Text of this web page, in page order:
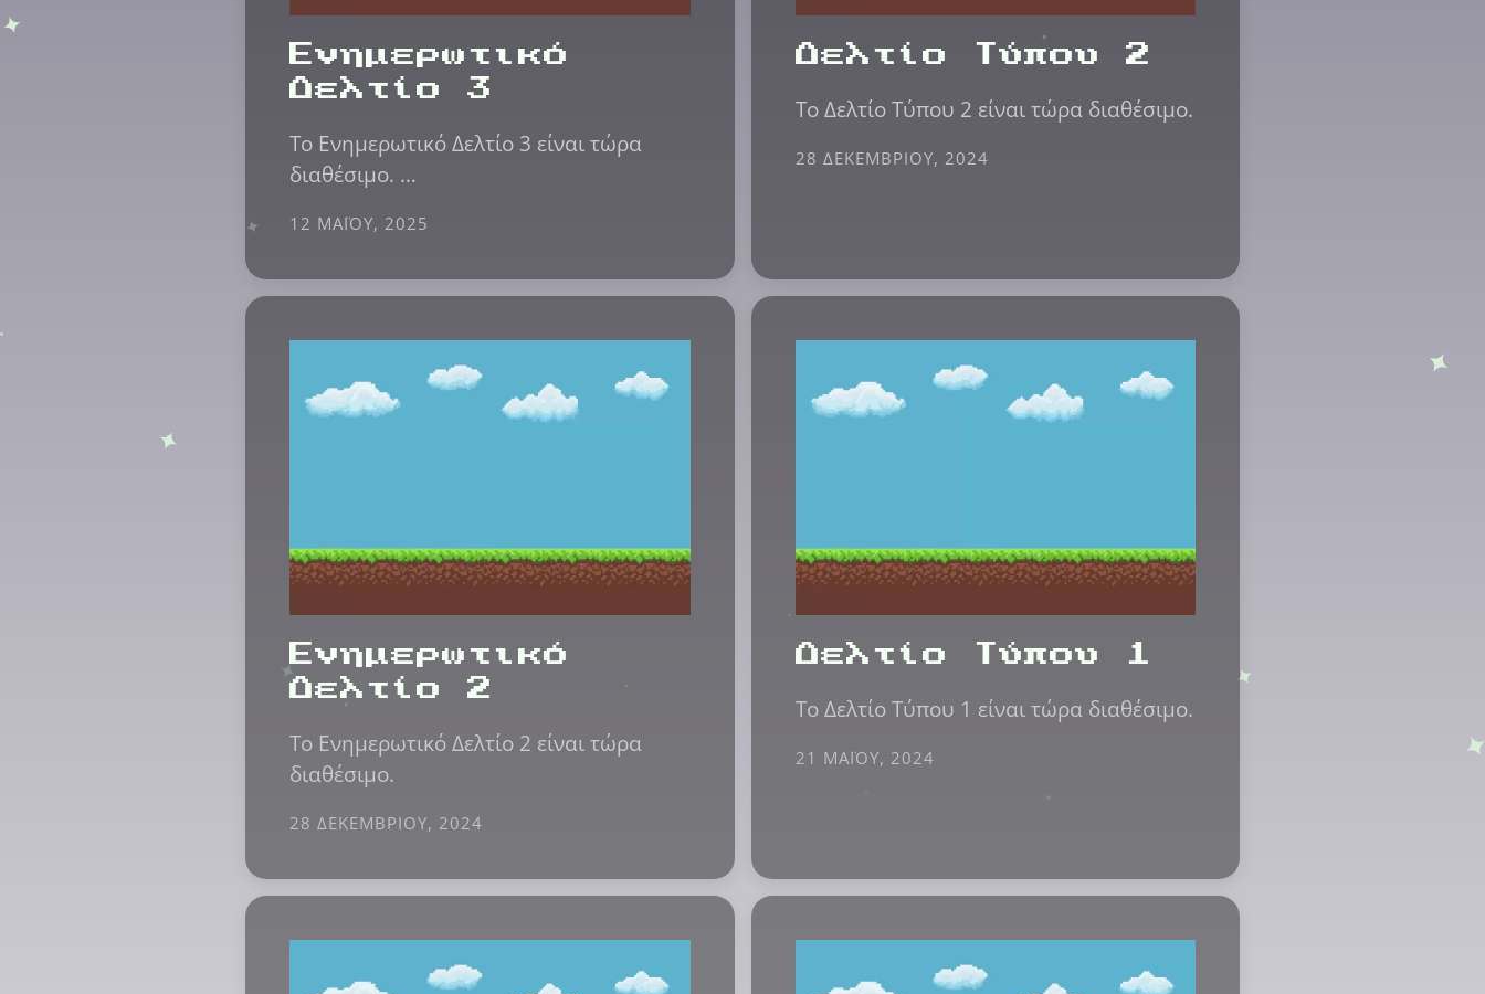
Ενημερωτικό
Δελτίο 3
Το Ενημερωτικό Δελτίο 3 είναι τώρα
διαθέσιμο. …
12 ΜΑΪ́ΟΥ, 2025
Δελτίο Τύπου 2
Το Δελτίο Τύπου 2 είναι τώρα διαθέσιμο.
28 ΔΕΚΕΜΒΡΊΟΥ, 2024
Ενημερωτικό
Δελτίο 2
Το Ενημερωτικό Δελτίο 2 είναι τώρα
διαθέσιμο.
28 ΔΕΚΕΜΒΡΊΟΥ, 2024
Δελτίο Τύπου 1
Το Δελτίο Τύπου 1 είναι τώρα διαθέσιμο.
21 ΜΑΪ́ΟΥ, 2024